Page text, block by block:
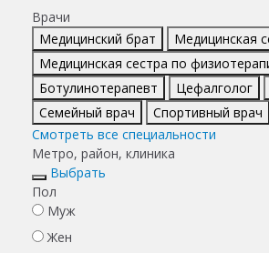
Врачи
Медицинский брат
Медицинская
Медицинская сестра по
Ботулинотерапевт
Цефалголог
Семейный врач
Спортивный врач
Смотреть все специальности
Метро, район, клиника
Выбрать
Пол
Муж
Жен